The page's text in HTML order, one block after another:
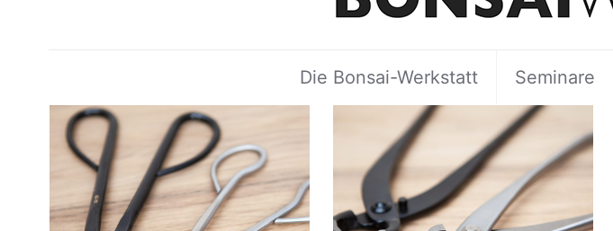
Die Bonsai-Werkstatt Seminare